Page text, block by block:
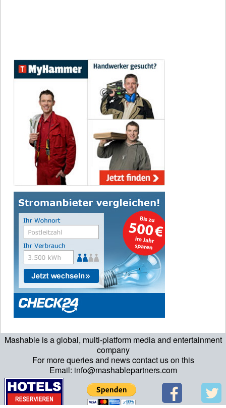
Mashable is a global, multi-platform media and entertainment
company
For more queries and news contact us on this
Email: info@mashablepartners.com